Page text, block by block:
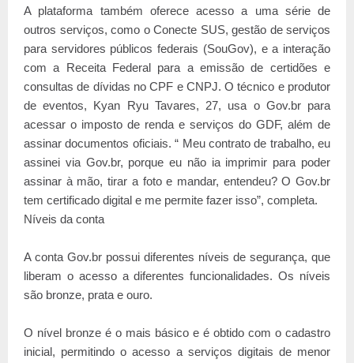
A plataforma também oferece acesso a uma série de
outros serviços, como o Conecte SUS, gestão de serviços
para servidores públicos federais (SouGov), e a interação
com a Receita Federal para a emissão de certidões e
consultas de dívidas no CPF e CNPJ. O técnico e produtor
de eventos, Kyan Ryu Tavares, 27, usa o Gov.br para
acessar o imposto de renda e serviços do GDF, além de
assinar documentos oficiais. “ Meu contrato de trabalho, eu
assinei via Gov.br, porque eu não ia imprimir para poder
assinar à mão, tirar a foto e mandar, entendeu? O Gov.br
tem certificado digital e me permite fazer isso”, completa.
Níveis da conta
A conta Gov.br possui diferentes níveis de segurança, que
liberam o acesso a diferentes funcionalidades. Os níveis
são bronze, prata e ouro.
O nível bronze é o mais básico e é obtido com o cadastro
inicial, permitindo o acesso a serviços digitais de menor